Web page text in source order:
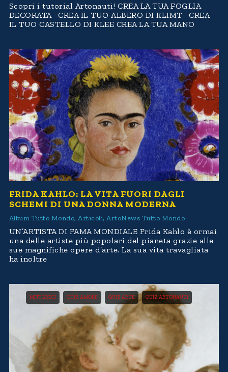
Scopri i tutorial Artonauti! CREA LA TUA FOGLIA
DECORATA CREA IL TUO ALBERO DI KLIMT CREA
IL TUO CASTELLO DI KLEE CREA LA TUA MANO
FRIDA KAHLO: LA VITA FUORI DAGLI
SCHEMI DI UNA DONNA MODERNA
Album Tutto Mondo,Articoli,ArtoNews Tutto Mondo
UN’ARTISTA DI FAMA MONDIALE Frida Kahlo è ormai
una delle artiste più popolari del pianeta grazie alle
sue magnifiche opere d’arte. La sua vita travagliata
ha inoltre
MITI GRECI QUIZ AMORE QUIZ ARTE QUIZ ARTONAUTI